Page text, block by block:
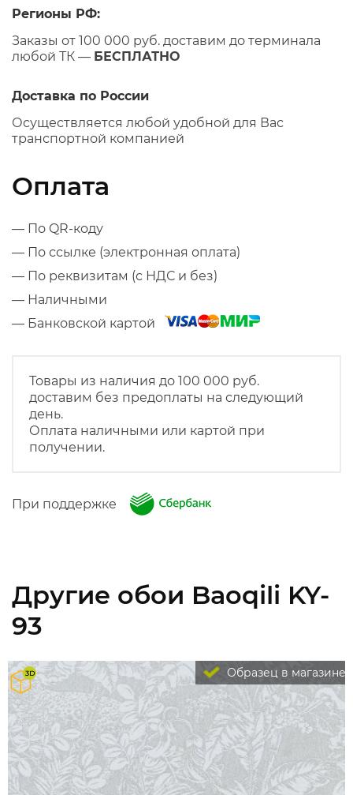
Регионы РФ:
Заказы от 100 000 руб. доставим до терминала
любой ТК — БЕСПЛАТНО
Доставка по России
Осуществляется любой удобной для Вас
транспортной компанией
Оплата
— По QR-коду
— По ссылке (электронная оплата)
— По реквизитам (с НДС и без)
— Наличными
— Банковской картой
Товары из наличия до 100 000 руб.
доставим без предоплаты на следующий
день.
Оплата наличными или картой при
получении.
При поддержке
Другие обои Baoqili KY-
93
Образец в магазине